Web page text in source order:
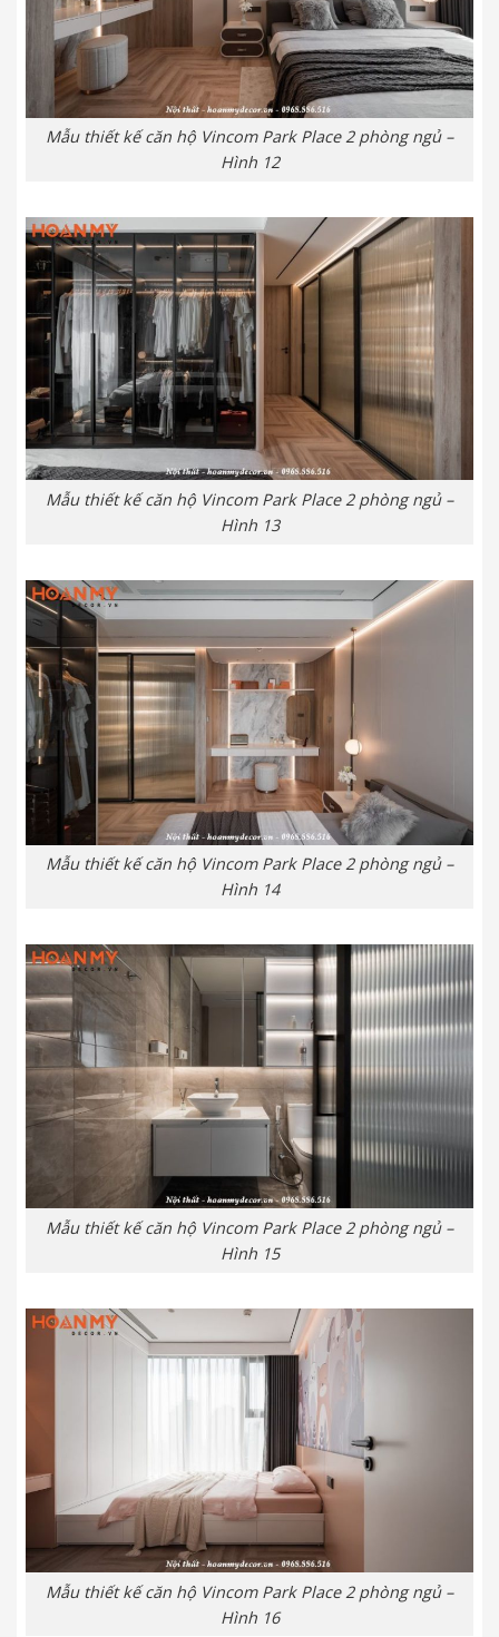
Mẫu thiết kế căn hộ Vincom Park Place 2 phòng ngủ –
Hình 12
Mẫu thiết kế căn hộ Vincom Park Place 2 phòng ngủ –
Hình 13
Mẫu thiết kế căn hộ Vincom Park Place 2 phòng ngủ –
Hình 14
Mẫu thiết kế căn hộ Vincom Park Place 2 phòng ngủ –
Hình 15
Mẫu thiết kế căn hộ Vincom Park Place 2 phòng ngủ –
Hình 16